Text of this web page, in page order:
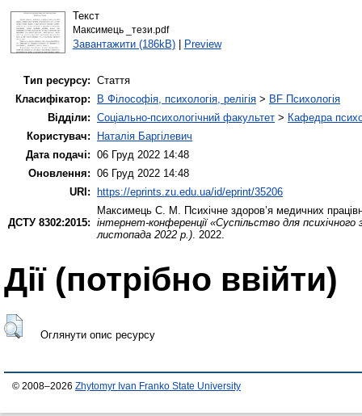
Текст
Максимець _тези.pdf
Завантажити (186kB)| Preview
Тип ресурсу: Стаття
Класифікатор:
B Філософія, психологія, релігія > BF Психологія
Відділи: Соціально-психологічний факультет > Кафедра
Користувач:
Наталія Баргілевич
Дата подачі: 06 Груд 2022 14:48
Оновлення: 06 Груд 2022 14:48
URI:
https://eprints.zu.edu.ua/id/eprint/35206
ДСТУ 8302:2015:
Максимець С. М. Психічне здоров’я медичних
інтернет-конференції «Суспільство для
листопада 2022 р.). 2022.
Дії ​​(потрібно ввійти)
Оглянути опис ресурсу
© 2008–2026 Zhytomyr Ivan Franko State University